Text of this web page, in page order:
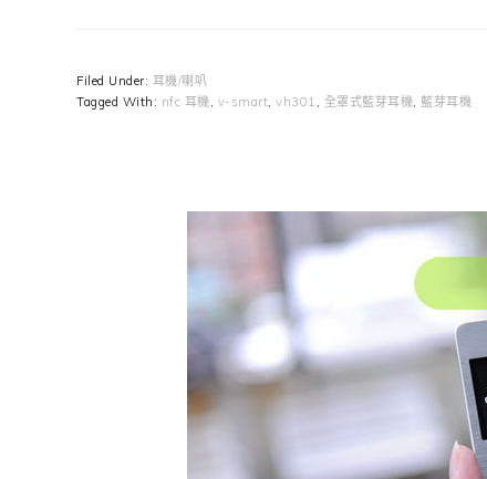
Filed Under: 耳機/喇叭
Tagged With: nfc 耳機, v-smart, vh301 , 全罩式藍芽耳機, 藍芽耳機